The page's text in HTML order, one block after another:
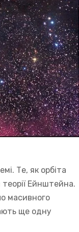
Те, як орбіта
Ейнштейна.
масивного
ще одну